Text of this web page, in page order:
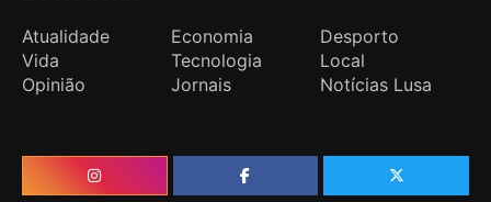
Atualidade Economia
Desporto
Vida
Tecnologia
Local
Opinião
Jornais Notícias Lusa